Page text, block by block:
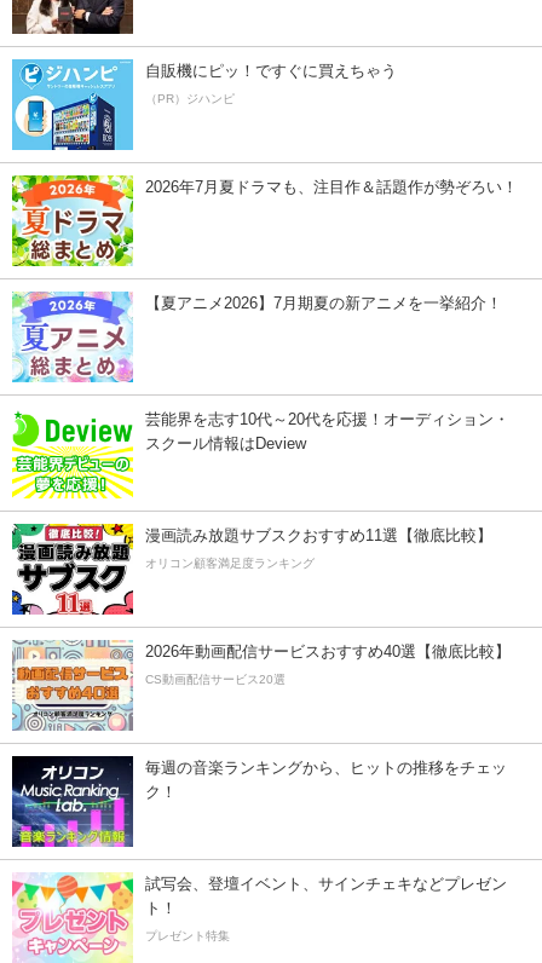
自販機にピッ！ですぐに買えちゃう
（PR）ジハンピ
2026年7月夏ドラマも、注目作＆話題作が勢ぞろい！
【夏アニメ2026】7月期夏の新アニメを一挙紹介！
芸能界を志す10代～20代を応援！オーディション・
スクール情報はDeview
漫画読み放題サブスクおすすめ11選【徹底比較】
オリコン顧客満足度ランキング
2026年動画配信サービスおすすめ40選【徹底比較】
CS動画配信サービス20選
毎週の音楽ランキングから、ヒットの推移をチェッ
ク！
試写会、登壇イベント、サインチェキなどプレゼン
ト！
プレゼント特集